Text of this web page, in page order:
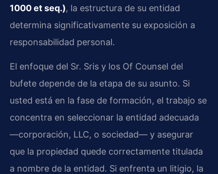
1000 et seq.), la estructura de su entidad
determina significativamente su exposición a
responsabilidad personal.
El enfoque del Sr. Sris y los Of Counsel del
bufete depende de la etapa de su asunto. Si
usted está en la fase de formación, el trabajo se
concentra en seleccionar la entidad adecuada
—corporación, LLC, o sociedad— y asegurar
que la propiedad quede correctamente titulada
a nombre de la entidad. Si enfrenta un litigio, la